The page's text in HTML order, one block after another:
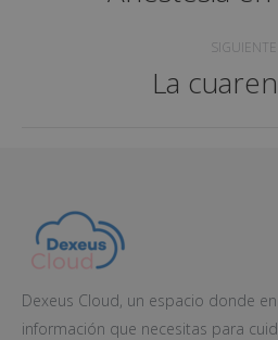
SIGUIENTE
La
Dexeus Cloud, un espacio donde
información que necesitas para